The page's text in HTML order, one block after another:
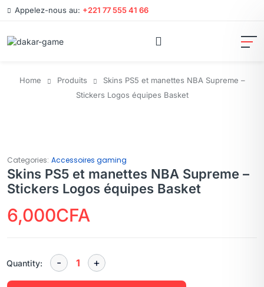
Appelez-nous au: +221 77 555 41 66
Home Produits
Skins PS5 et manettes NBA Supreme –
Stickers Logos équipes Basket
Categories: Accessoires gaming
Skins PS5 et manettes NBA Supreme –
Stickers Logos équipes Basket
6,000CFA
Quantity: